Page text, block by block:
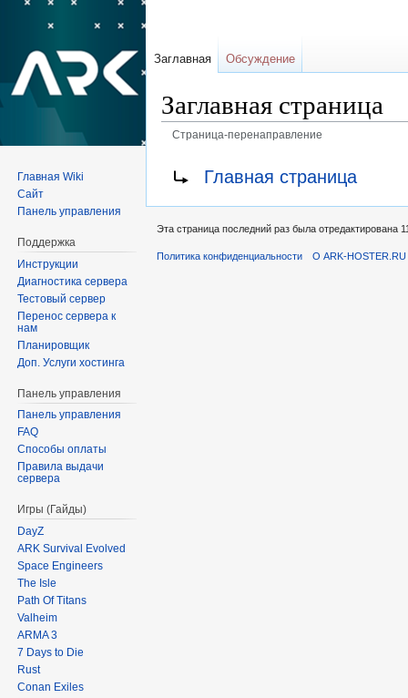
Заглавная страница
Страница-перенаправление
Главная страница
Заглавная Обсуждение
Главная Wiki
Сайт
Панель управления
Поддержка
Инструкции
Диагностика сервера
Тестовый сервер
Перенос сервера к
нам
Планировщик
Доп. Услуги хостинга
Панель управления
Панель управления
FAQ
Способы оплаты
Правила выдачи
сервера
Игры (Гайды)
DayZ
ARK Survival Evolved
Space Engineers
The Isle
Path Of Titans
Valheim
ARMA 3
7 Days to Die
Rust
Conan Exiles
Эта страница последний раз была отредактирована
Политика конфиденциальности О ARK-HOSTER.RU